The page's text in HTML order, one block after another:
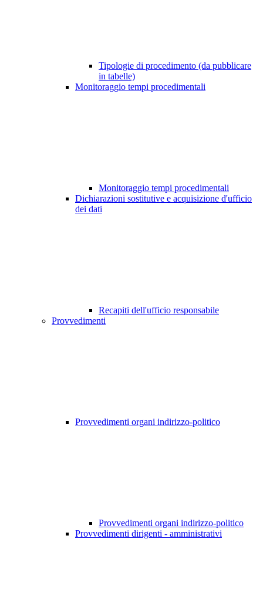
Tipologie di procedimento (da pubblicare
in tabelle)
Monitoraggio tempi procedimentali
Monitoraggio tempi procedimentali
Dichiarazioni sostitutive e acquisizione d'ufficio
dei dati
Recapiti dell'ufficio responsabile
Provvedimenti
Provvedimenti organi indirizzo-politico
Provvedimenti organi indirizzo-politico
Provvedimenti dirigenti - amministrativi